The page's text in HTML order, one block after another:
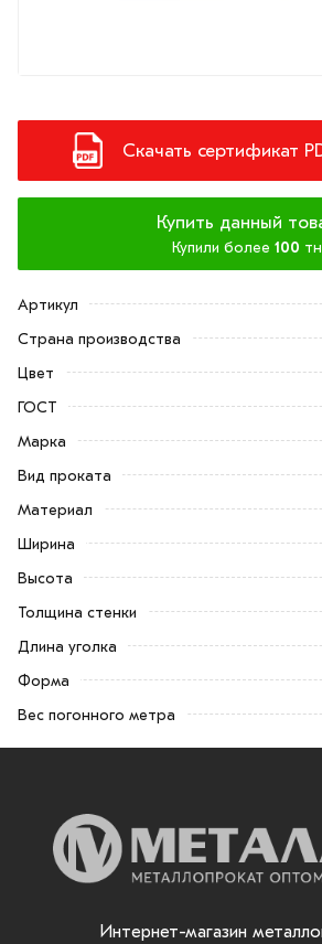
Скачать сертификат
Купить данный
Купили более 100 тн
Артикул
Страна производства
Цвет
ГОСТ
Марка
Вид проката
Материал
Ширина
Высота
Толщина стенки
Длина уголка
Форма
Вес погонного метра
Интернет-магазин